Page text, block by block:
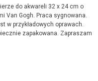
do akwareli 32 x 24 cm o
Van Gogh. Praca sygnowana.
w przykładowych oprawach.
zapakowana. Zapraszam